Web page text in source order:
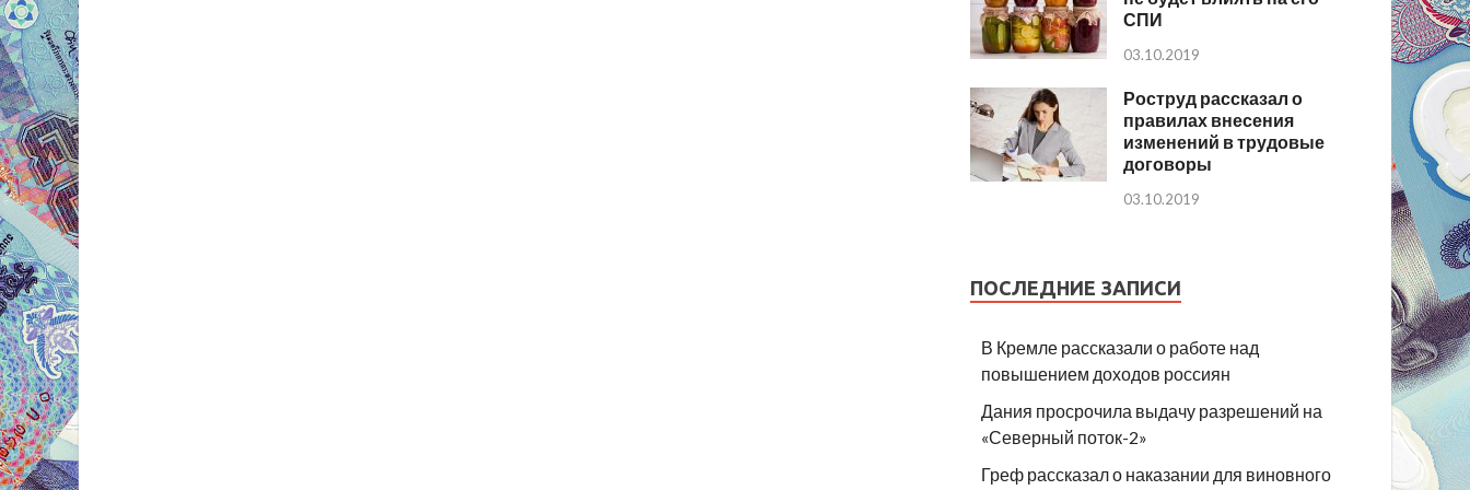
СПИ
03.10.2019
Роструд рассказал о
правилах внесения
изменений в трудовые
договоры
03.10.2019
ПОСЛЕДНИЕ ЗАПИСИ
В Кремле рассказали о работе над
повышением доходов россиян
Дания просрочила выдачу разрешений на
«Северный поток-2»
Греф рассказал о наказании для виновного